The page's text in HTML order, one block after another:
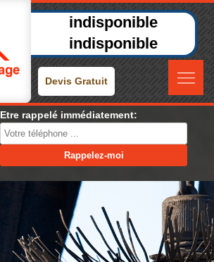
indisponible
indisponible
Devis Gratuit
Etre rappelé immédiatement: